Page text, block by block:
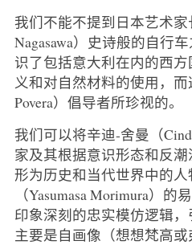
我们不能不提到日本艺术家
Nagasawa）史诗般的自行
识了包括意大利在内的西
义和对自然材料的使用，
Povera）倡导者所珍视的。
我们可以将辛迪-舍曼（
家及其根据意识形态和反
形为历史和当代世界中的
（Yasumasa Morimura）
印象深刻的忠实模仿逻辑，
主要是自画像（想想梵高或